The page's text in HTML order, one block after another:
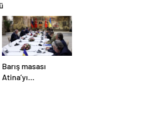
Barış masası
Atina’yı